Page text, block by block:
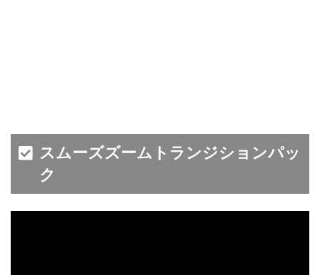
スムーズズームトランジションパッ
ク